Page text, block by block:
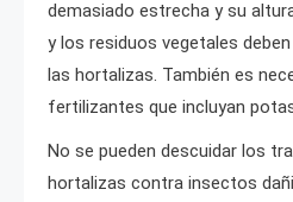
demasiado estrecha y su
y los residuos vegetales
las hortalizas. También es
fertilizantes que incluyan
No se pueden descuidar los
hortalizas contra insectos